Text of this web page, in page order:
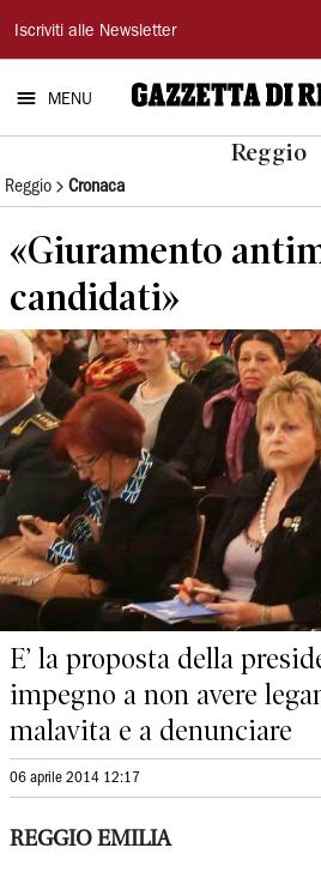
Gazzetta
di
Reggio
Iscriviti alle Newsletter
MENU
Reggio
Reggio Cronaca
«Giuramento
candidati»
E’ la proposta della
impegno a non avere
malavita e a denunciare
06 aprile 2014 12:17
REGGIO EMILIA